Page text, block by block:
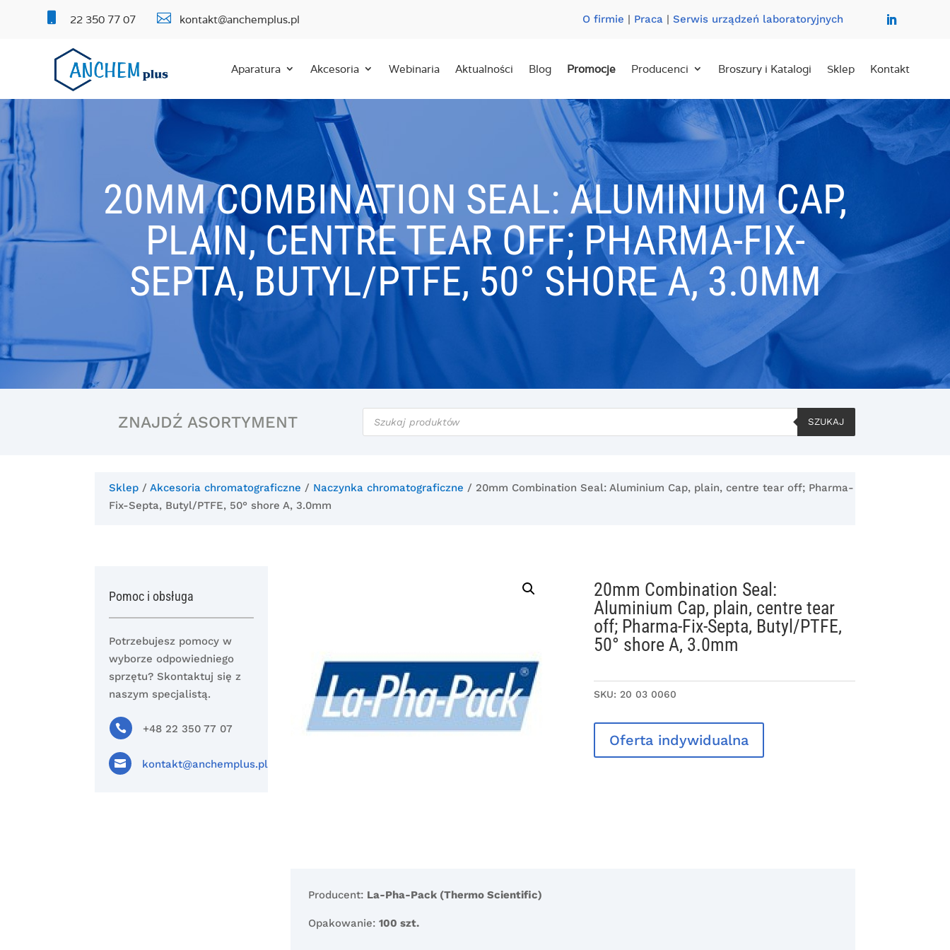
22 350 77 07  kontakt@anchemplus.pl O firmie | Praca| Serwis urządzeń laboratoryjnych
Aparatura Akcesoria Webinaria Aktualności Blog Promocje Producenci Broszury i Katalogi Sklep Kontakt
20MM COMBINATION SEAL: ALUMINIUM CAP,
PLAIN, CENTRE TEAR OFF; PHARMA-FIX-
SEPTA, BUTYL/PTFE, 50° SHORE A, 3.0MM
ZNAJDŹ ASORTYMENT
Wyszukiwarka
produktów
SZUKAJ
Sklep /Akcesoria chromatograficzne / Naczynka chromatograficzne / 20mm Combination Seal: Aluminium Cap, plain, centre tear off; Pharma-
Fix-Septa, Butyl/PTFE, 50° shore A, 3.0mm
Pomoc i obsługa
Potrzebujesz pomocy w
wyborze odpowiedniego
sprzętu? Skontaktuj się z
naszym specjalistą.
 +48 22 350 77 07
 kontakt@anchemplus.pl
20mm Combination Seal:
Aluminium Cap, plain, centre tear
off; Pharma-Fix-Septa, Butyl/PTFE,
50° shore A, 3.0mm
SKU: 20 03 0060
Oferta indywidualna
Producent: La-Pha-Pack (Thermo Scientific)
Opakowanie:100 szt.